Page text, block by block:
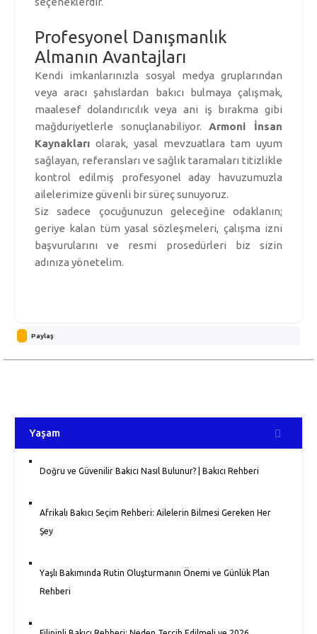
Profesyonel Danışmanlık
Almanın Avantajları
Kendi imkanlarınızla sosyal medya gruplarından
veya aracı şahıslardan bakıcı bulmaya çalışmak,
maalesef dolandırıcılık veya ani iş bırakma gibi
mağduriyetlerle sonuçlanabiliyor.Armoni İnsan
Kaynakları olarak, yasal mevzuatlara tam uyum
sağlayan, referansları ve sağlık taramaları titizlikle
kontrol edilmiş profesyonel aday havuzumuzla
ailelerimize güvenli bir süreç sunuyoruz.
Siz sadece çocuğunuzun geleceğine odaklanın;
geriye kalan tüm yasal sözleşmeleri, çalışma izni
başvurularını ve resmi prosedürleri biz sizin
adınıza yönetelim.
Paylaş
Yaşam
Doğru ve Güvenilir Bakıcı Nasıl Bulunur? | Bakıcı Rehberi
Afrikalı Bakıcı Seçim Rehberi: Ailelerin Bilmesi Gereken Her
Şey
Yaşlı Bakımında Rutin Oluşturmanın Önemi ve Günlük Plan
Rehberi